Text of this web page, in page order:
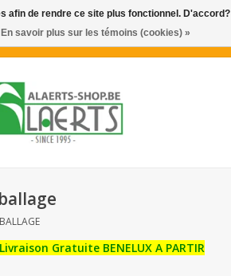
0 Articles - €0,00
Livraison Gratuite BENELUX A PARTIR
afin de rendre ce site plus fonctionnel. D'accord?
En savoir plus sur les témoins (cookies) »